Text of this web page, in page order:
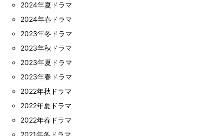
2024年夏ドラマ
2024年春ドラマ
2023年冬ドラマ
2023年秋ドラマ
2023年夏ドラマ
2023年春ドラマ
2022年秋ドラマ
2022年夏ドラマ
2022年春ドラマ